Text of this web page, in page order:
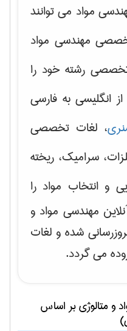
مواد می توانند
مهندسی مواد
رشته خود را
انگلیسی به فارسی
، لغات تخصصی
سرامیک، ریخته
و انتخاب مواد را
مهندسی مواد و
شده و لغات
می گردد.
و متالوژیبر اساس